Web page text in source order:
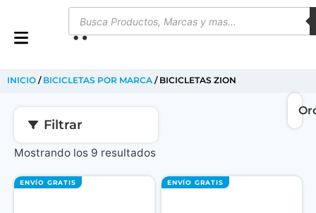
INICIO / BICICLETAS POR MARCA / BICICLETAS ZION
Filtrar
Mostrando los 9 resultados
ENVÍO GRATIS ENVÍO GRATIS